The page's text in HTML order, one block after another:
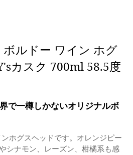
ルドー ワイン ホグ
カスク 700ml 58.5度
で一樽しかないオリジナルボ
ホグスヘッドです。オレンジピー
シナモン、レーズン、柑橘系も感